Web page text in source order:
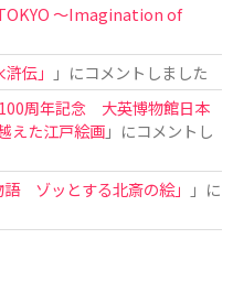
〜Imagination of
伝」
」にコメントしました
周年記念 大英博物館日本
えた江戸絵画」にコメントし
ゾッとする北斎の絵」
」に